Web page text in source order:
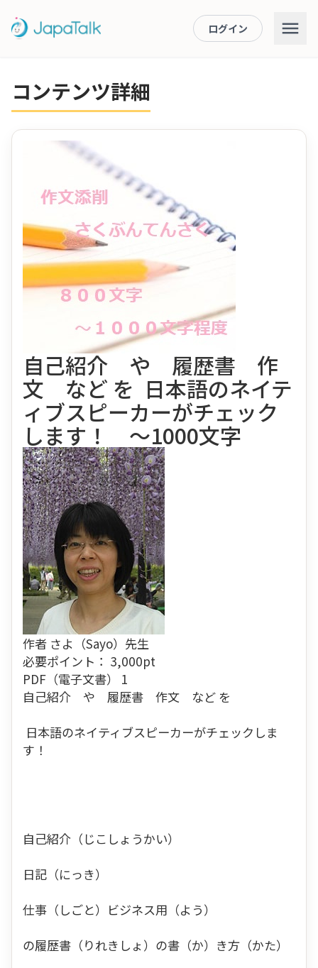
ログイン
コンテンツ詳細
自己紹介 や 履歴書 作
文 など を 日本語のネイテ
ィブスピーカーがチェック
します！ ～1000文字
作者 さよ（Sayo）先生
必要ポイント： 3,000pt
PDF（電子文書） 1
自己紹介 や 履歴書 作文 など を
日本語のネイティブスピーカーがチェックしま
す！
自己紹介（じこしょうかい）
日記（にっき）
仕事（しごと）ビジネス用（よう）
の履歴書（りれきしょ）の書（か）き方（かた）